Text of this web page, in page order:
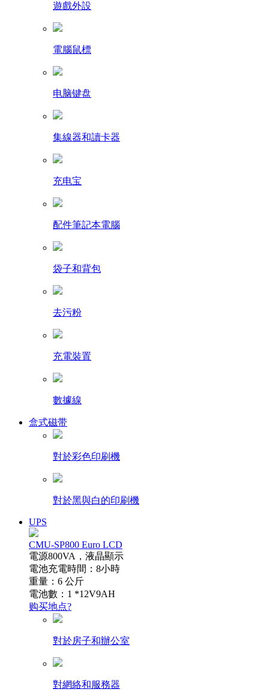
遊戲外設
電腦鼠標
电脑键盘
集線器和讀卡器
充电宝
配件筆記本電腦
袋子和背包
去污粉
充電裝置
數據線
盒式磁带
對於彩色印刷機
對於黑與白的印刷機
UPS
CMU-SP800 Euro LCD
電源800VA，液晶顯示
電池充電時間：8小時
重量：6 公斤
電池數：1 *12V9AH
购买地点?
對於房子和辦公室
對網絡和服務器